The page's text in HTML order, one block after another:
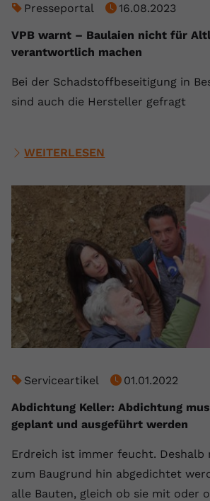
Presseportal
16.08.2023
VPB warnt – Baulaien nicht für
verantwortlich machen
Bei der Schadstoffbeseitigung in
sind auch die Hersteller gefragt
WEITERLESEN
Serviceartikel
01.01.2022
Abdichtung Keller: Abdichtung
geplant und ausgeführt werden
Erdreich ist immer feucht. Deshalb
zum Baugrund hin abgedichtet
alle Bauten, gleich ob sie mit oder